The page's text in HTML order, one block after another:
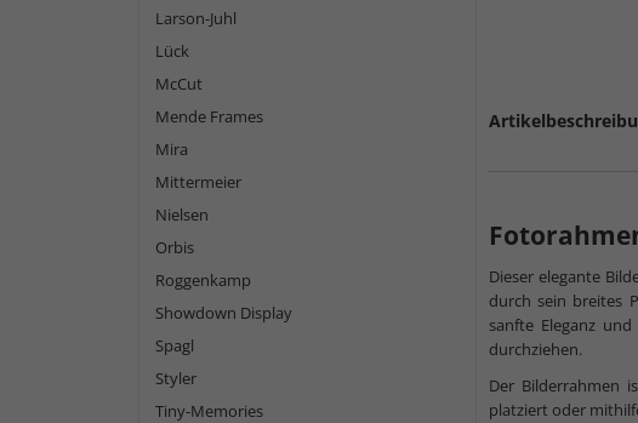
Dieser elegante
durch sein breites
sanfte Eleganz
durchziehen.
Der Bilderrahmen
platziert oder
Larson-Juhl
Lück
McCut
Mende Frames
Mira
Mittermeier
Nielsen
Orbis
Roggenkamp
Showdown Display
Spagl
Styler
Tiny-Memories